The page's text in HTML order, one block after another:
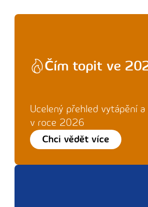
Čím topit ve
Ucelený přehled vytápění a
v roce 2026
Chci vědět více